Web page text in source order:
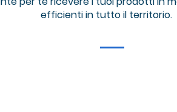
efficienti in tutto il territorio.